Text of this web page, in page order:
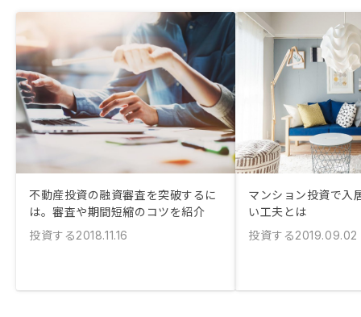
不動産投資の融資審査を突破するに
は。審査や期間短縮のコツを紹介
投資する2018.11.16
マンション投資で入
い工夫とは
投資する2019.09.02